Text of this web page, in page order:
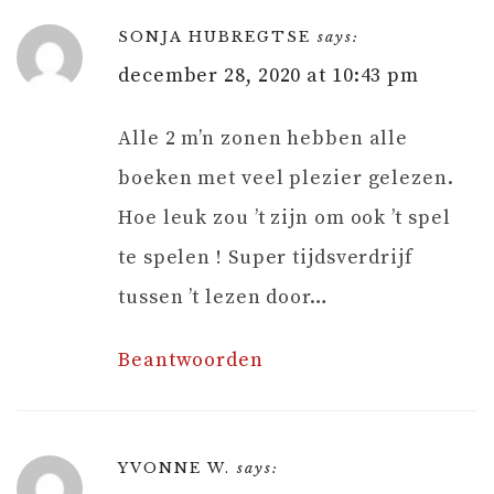
SONJA HUBREGTSE says:
december 28, 2020 at 10:43 pm
Alle 2 m’n zonen hebben alle
boeken met veel plezier gelezen.
Hoe leuk zou ’t zijn om ook ’t spel
te spelen ! Super tijdsverdrijf
tussen ’t lezen door…
Beantwoorden
YVONNE W. says: